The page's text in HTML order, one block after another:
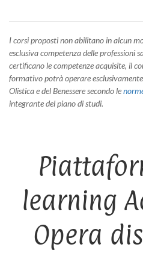
I corsi proposti non abilitano in alcun
esclusiva competenza delle
certificano le competenze acquisite, il
formativo potrà operare
Olistica e del Benessere secondo le
integrante del piano di studi.
learning
Opera